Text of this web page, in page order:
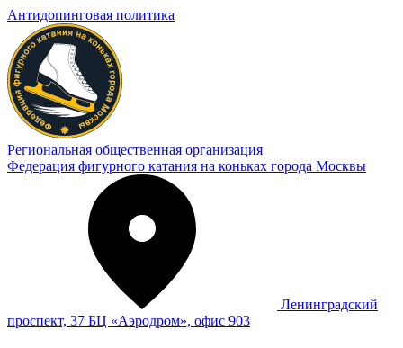
Антидопинговая политика
Региональная общественная организация
Федерация фигурного катания на коньках города Москвы
Ленинградский
проспект, 37 БЦ «Аэродром», офис 903